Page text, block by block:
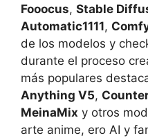
Fooocus, Stable
Automatic1111,
de los modelos y
durante el proceso
más populares
Anything V5,
MeinaMix y otros
arte anime, ero AI y